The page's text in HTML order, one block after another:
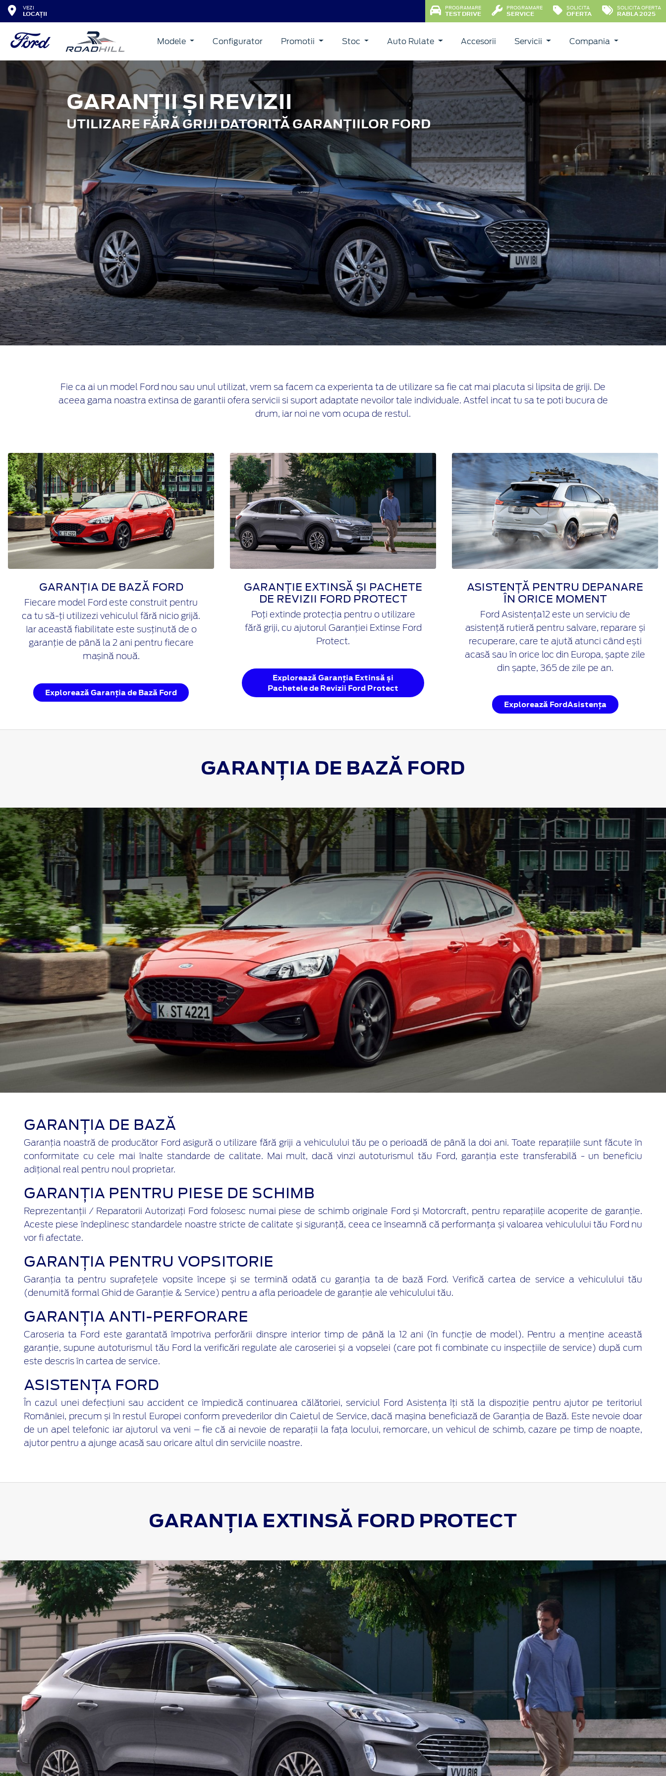
VEZI
LOCAȚII
PROGRAMARE
TEST DRIVE
PROGRAMARE
SERVICE
SOLICITA
OFERTA
SOLICITA OFERTA
RABLA 2025
Modele Configurator Promotii Stoc Auto Rulate Accesorii Servicii Compania
GARANȚII ȘI REVIZII
UTILIZARE FĂRĂ GRIJI DATORITĂ GARANȚIILOR FORD
Fie ca ai un model Ford nou sau unul utilizat, vrem sa facem ca experienta ta de utilizare sa fie cat mai placuta si lipsita de griji. De
aceea gama noastra extinsa de garantii ofera servicii si suport adaptate nevoilor tale individuale. Astfel incat tu sa te poti bucura de
drum, iar noi ne vom ocupa de restul.
GARANȚIA DE BAZĂ FORD
Fiecare model Ford este construit pentru
ca tu să-ți utilizezi vehiculul fără nicio grijă.
Iar această fiabilitate este susținută de o
garanție de până la 2 ani pentru fiecare
mașină nouă.
Explorează Garanția de Bază Ford
GARANȚIE EXTINSĂ ȘI PACHETE
DE REVIZII FORD PROTECT
Poți extinde protecția pentru o utilizare
fără griji, cu ajutorul Garanției Extinse Ford
Protect.
Explorează Garanția Extinsă și
Pachetele de Revizii Ford Protect
ASISTENȚĂ PENTRU DEPANARE
ÎN ORICE MOMENT
Ford Asistența12 este un serviciu de
asistență rutieră pentru salvare, reparare și
recuperare, care te ajută atunci când ești
acasă sau în orice loc din Europa, șapte zile
din șapte, 365 de zile pe an.
Explorează FordAsistența
GARANȚIA DE BAZĂ FORD
GARANȚIA DE BAZĂ
Garanția noastră de producător Ford asigură o utilizare fără griji a vehiculului tău pe o perioadă de până la doi ani. Toate reparațiile sunt făcute în
conformitate cu cele mai înalte standarde de calitate. Mai mult, dacă vinzi autoturismul tău Ford, garanția este transferabilă - un beneficiu
adițional real pentru noul proprietar.
GARANȚIA PENTRU PIESE DE SCHIMB
Reprezentanții / Reparatorii Autorizați Ford folosesc numai piese de schimb originale Ford și Motorcraft, pentru reparațiile acoperite de garanție.
Aceste piese îndeplinesc standardele noastre stricte de calitate și siguranță, ceea ce înseamnă că performanța și valoarea vehiculului tău Ford nu
vor fi afectate.
GARANȚIA PENTRU VOPSITORIE
Garanția ta pentru suprafețele vopsite începe și se termină odată cu garanția ta de bază Ford. Verifică cartea de service a vehiculului tău
(denumită formal Ghid de Garanție & Service) pentru a afla perioadele de garanție ale vehiculului tău.
GARANȚIA ANTI-PERFORARE
Caroseria ta Ford este garantată împotriva perforării dinspre interior timp de până la 12 ani (în funcție de model). Pentru a menține această
garanție, supune autoturismul tău Ford la verificări regulate ale caroseriei și a vopselei (care pot fi combinate cu inspecțiile de service) după cum
este descris în cartea de service.
ASISTENȚA FORD
În cazul unei defecțiuni sau accident ce împiedică continuarea călătoriei, serviciul Ford Asistența îți stă la dispoziție pentru ajutor pe teritoriul
României, precum și în restul Europei conform prevederilor din Caietul de Service, dacă mașina beneficiază de Garanția de Bază. Este nevoie doar
de un apel telefonic iar ajutorul va veni – fie că ai nevoie de reparații la fața locului, remorcare, un vehicul de schimb, cazare pe timp de noapte,
ajutor pentru a ajunge acasă sau oricare altul din serviciile noastre.
GARANȚIA EXTINSĂ FORD PROTECT